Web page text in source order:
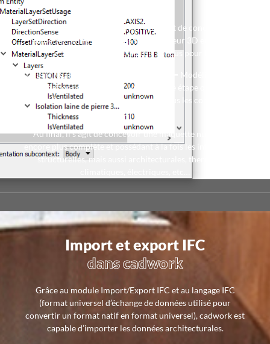
Depuis plus de 25 ans, cadwork permet de concevoir des
maquettes numériques dans son modeleur 3D en aidant le
concepteur à l’aide d’outils conçus pour lui.
Le BIM (Building Information Modeling = Modélisation des
informations du Bâtiment), une nouvelle étape qui consiste
à globaliser la maquette numérique à tous les corps métiers
de la construction.
Au final, il s’agit de concevoir une maquette numérique
encore plus complète et possédant à la fois les informations
structurelles, mais aussi architecturales, thermiques,
Import et export IFC
dans cadwork
Grâce au module Import/Export IFC et au langage IFC
(format universel d’échange de données utilisé pour
convertir un format natif en format universel), cadwork est
capable d’importer les données architecturales.